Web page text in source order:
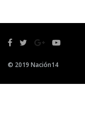
© 2019 Nación14